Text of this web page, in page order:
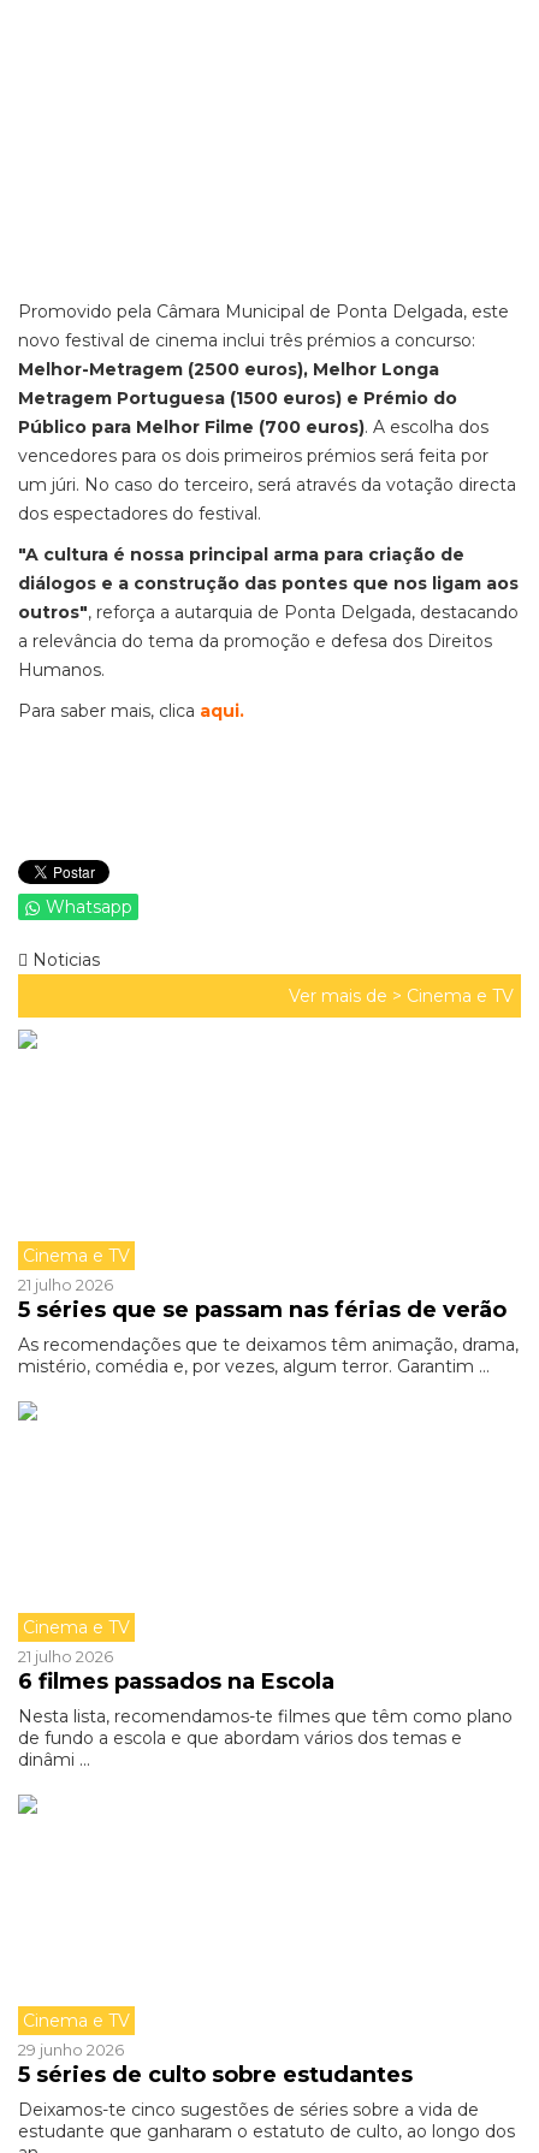
Promovido pela Câmara Municipal de Ponta Delgada, este
novo festival de cinema inclui três prémios a concurso:
Melhor-Metragem (2500 euros), Melhor Longa
Metragem Portuguesa (1500 euros) e Prémio do
Público para Melhor Filme (700 euros). A escolha dos
vencedores para os dois primeiros prémios será feita por
um júri. No caso do terceiro, será através da votação directa
dos espectadores do festival.
"A cultura é nossa principal arma para criação de
diálogos e a construção das pontes que nos ligam aos
outros", reforça a autarquia de Ponta Delgada, destacando
a relevância do tema da promoção e defesa dos Direitos
Humanos.
Para saber mais, clica aqui.
Whatsapp
Noticias
Ver mais de > Cinema e TV
Cinema e TV
21 julho 2026
5 séries que se passam nas férias de verão
As recomendações que te deixamos têm animação, drama,
mistério, comédia e, por vezes, algum terror. Garantim ...
Cinema e TV
21 julho 2026
6 filmes passados na Escola
Nesta lista, recomendamos-te filmes que têm como plano
de fundo a escola e que abordam vários dos temas e
dinâmi ...
Cinema e TV
29 junho 2026
5 séries de culto sobre estudantes
Deixamos-te cinco sugestões de séries sobre a vida de
estudante que ganharam o estatuto de culto, ao longo dos